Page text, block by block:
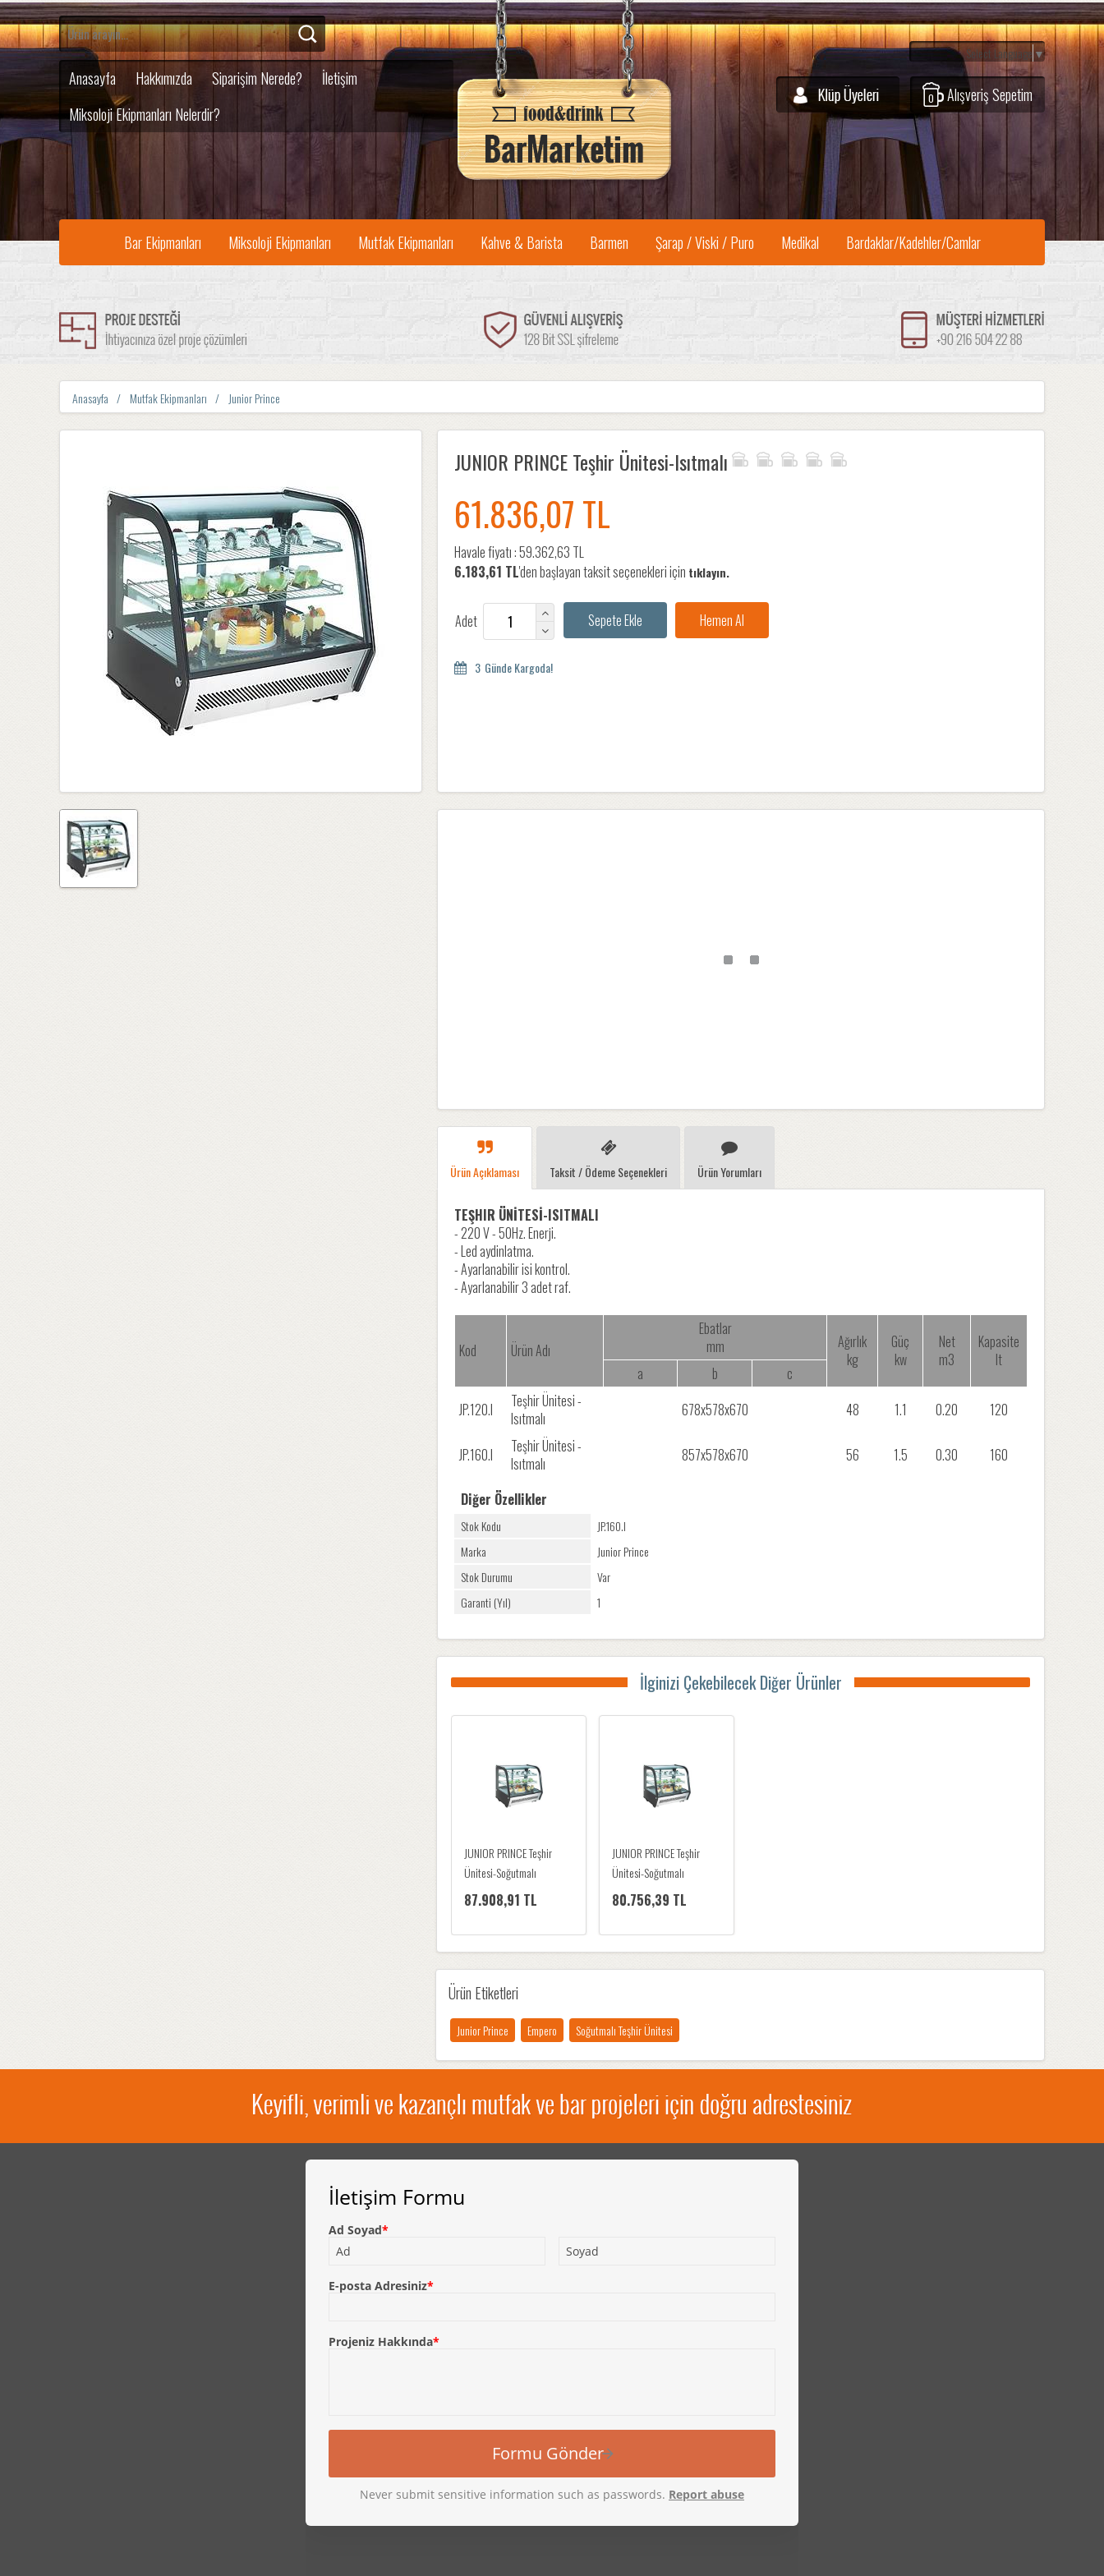
Anasayfa Hakkımızda Siparişim Nerede?
İletişim
Miksoloji Ekipmanları Nelerdir?
Alışveriş Sepetim
0
Select Language ▼
Bar Ekipmanları Miksoloji Ekipmanları Mutfak Ekipmanları Kahve & Barista Barmen Şarap / Viski / Puro Medikal Bardaklar/Kadehler/Camlar
Anasayfa Mutfak Ekipmanları Junior Prince
JUNIOR PRINCE Teşhir Ünitesi-Isıtmalı
61.836,07 TL
Havale fiyatı :59.362,63 TL
6.183,61 TL'den başlayan taksit seçenekleri için tıklayın.
Adet
3
Ürün Açıklaması Taksit / Ödeme Seçenekleri Ürün Yorumları
TEŞHIR ÜNİTESİ-ISITMALI
- 220 V - 50Hz. Enerji.
- Led aydinlatma.
- Ayarlanabilir isi kontrol.
- Ayarlanabilir 3 adet raf.
Kod Ürün Adı
Ebatlar
mm
Ağırlık
kg
Güç
kw
Net
m3
Kapasite
lt
a b
c
JP.120.I
Teşhir Ünitesi -
Isıtmalı
678x578x670 48 1.1 0.20 120
JP.160.I
Teşhir Ünitesi -
Isıtmalı
857x578x670 56 1.5 0.30 160
Diğer Özellikler
Stok Kodu
JP.160.I
Marka
Junior Prince
Stok Durumu
Var
Garanti (Yıl)
1
İlginizi Çekebilecek Diğer Ürünler
JUNIOR PRINCE Teşhir
Ünitesi-Soğutmalı
87.908,91 TL
JUNIOR PRINCE Teşhir
Ünitesi-Soğutmalı
80.756,39 TL
Ürün Etiketleri
Junior Prince Empero Soğutmalı Teşhir Ünitesi